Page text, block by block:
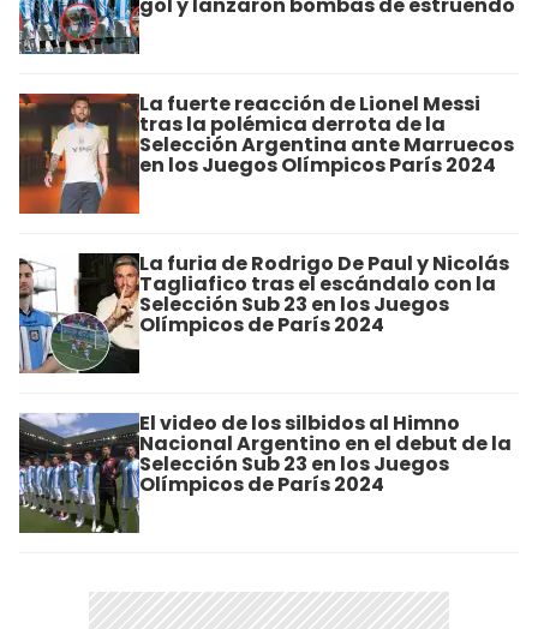
La fuerte reacción de Lionel Messi
tras la polémica derrota de la
Selección Argentina ante Marruecos
en los Juegos Olímpicos París 2024
La furia de Rodrigo De Paul y Nicolás
Tagliafico tras el escándalo con la
Selección Sub 23 en los Juegos
Olímpicos de París 2024
El video de los silbidos al Himno
Nacional Argentino en el debut de la
Selección Sub 23 en los Juegos
Olímpicos de París 2024